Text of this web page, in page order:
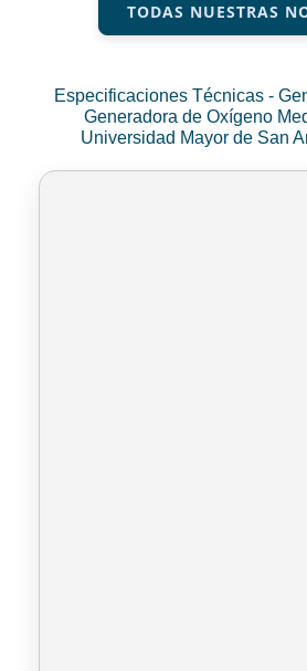
TODAS NUESTRAS
Especificaciones Técnicas -
Generadora de Oxígeno
Universidad Mayor de San